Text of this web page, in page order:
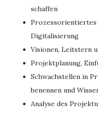
schaffen
Prozessorientiertes
Digitalisierung
Visionen, Leitstern
Projektplanung,
Schwachstellen in
benennen und
Analyse des